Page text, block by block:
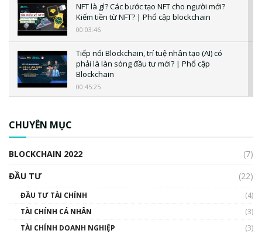
NFT là gì? Các bước tạo NFT cho người mới?
Kiếm tiền từ NFT? | Phổ cập blockchain
00:03:46
Tiếp nối Blockchain, trí tuệ nhân tạo (AI) có
phải là làn sóng đầu tư mới? | Phổ cập
Blockchain
00:45:25
00:02:14
Nhìn lại năm 2022: Những sự kiện ảnh hưởng
đến hệ sinh thái tiền mã hoá | Phổ cập
CHUYÊN MỤC
BLOCKCHAIN 2022
(7)
ĐẦU TƯ
(22)
ĐẦU TƯ TÀI CHÍNH
(4)
TÀI CHÍNH CÁ NHÂN
(3)
TÀI CHÍNH DOANH NGHIỆP
(3)